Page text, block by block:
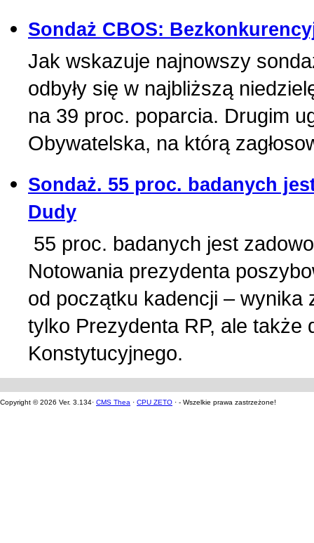
Sondaż CBOS:
Jak wskazuje najnowszy
odbyły się w najbliższą
na 39 proc. poparcia. Drugim
Obywatelska, na którą
Sondaż. 55 proc. badanych
Dudy
55 proc. badanych jest
Notowania prezydenta
od początku kadencji – wynika
tylko Prezydenta RP, ale także
Konstytucyjnego.
Copyright © 2026 Ver. 3.134· CMS Thea · CPU ZETO · - Wszelkie prawa zastrzeżone!